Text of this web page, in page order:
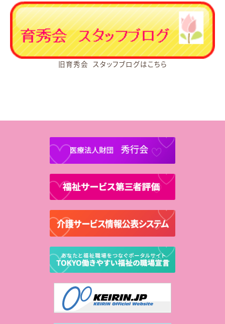
旧育秀会 スタッフブログはこちら